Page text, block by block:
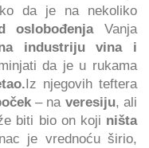
da je na nekoliko
oslobođenjaVanja
industriju vina i
da je u rukama
Iz njegovih teftera
– na veresiju, ali
biti bio on koji ništa
je vrednoću širio,